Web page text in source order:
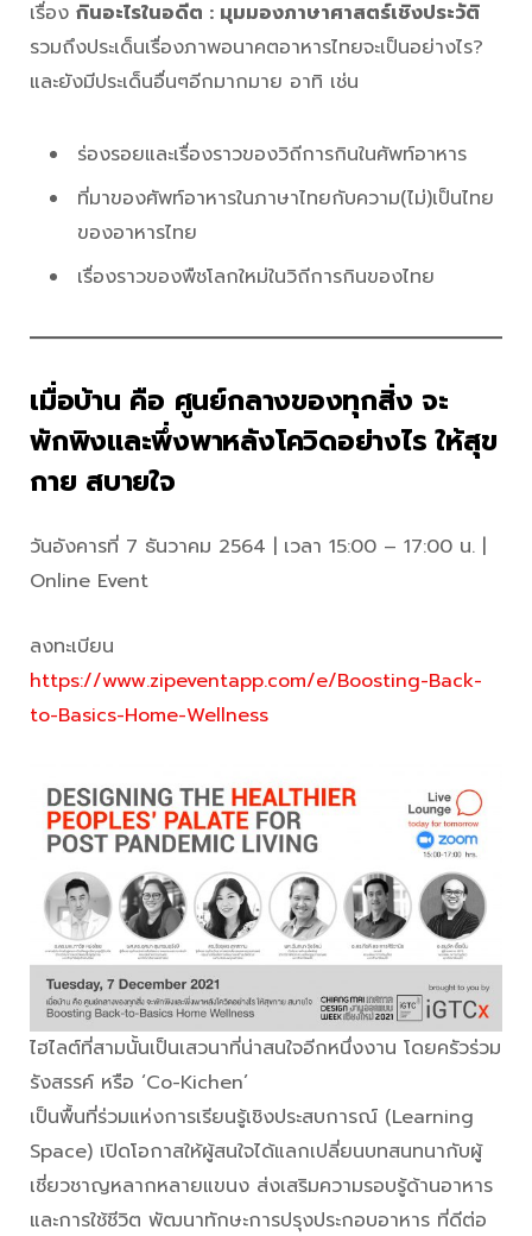
เรื่อง กินอะไรในอดีต : มุมมองภาษาศาสตร์เชิงประวัติ
รวมถึงประเด็นเรื่องภาพอนาคตอาหารไทยจะเป็นอย่างไร?
และยังมีประเด็นอื่นๆอีกมากมาย อาทิ เช่น
ร่องรอยและเรื่องราวของวิถีการกินในศัพท์อาหาร
ที่มาของศัพท์อาหารในภาษาไทยกับความ(ไม่)เป็นไทย
ของอาหารไทย
เรื่องราวของพืชโลกใหม่ในวิถีการกินของไทย
เมื่อบ้าน คือ ศูนย์กลางของทุกสิ่ง จะ
พักพิงและพึ่งพาหลังโควิดอย่างไร ให้สุข
กาย สบายใจ
วันอังคารที่ 7 ธันวาคม 2564 | เวลา 15:00 – 17:00 น. |
Online Event
ลงทะเบียน
https://www.zipeventapp.com/e/Boosting-Back-
to-Basics-Home-Wellness
ไฮไลต์ที่สามนั้นเป็นเสวนาที่น่าสนใจอีกหนึ่งงาน โดยครัวร่วม
รังสรรค์ หรือ ‘Co-Kichen’
เป็นพื้นที่ร่วมแห่งการเรียนรู้เชิงประสบการณ์ (Learning
Space) เปิดโอกาสให้ผู้สนใจได้แลกเปลี่ยนบทสนทนากับผู้
เชี่ยวชาญหลากหลายแขนง ส่งเสริมความรอบรู้ด้านอาหาร
และการใช้ชีวิต พัฒนาทักษะการปรุงประกอบอาหาร ที่ดีต่อ